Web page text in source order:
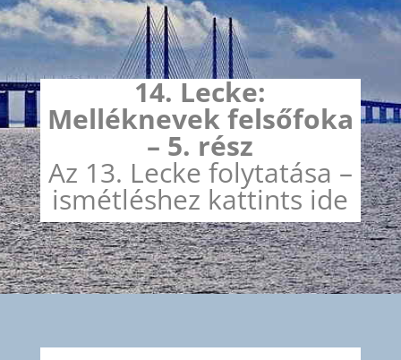
14. Lecke:
Melléknevek felsőfoka
– 5. rész
Az 13. Lecke folytatása –
ismétléshez kattints ide